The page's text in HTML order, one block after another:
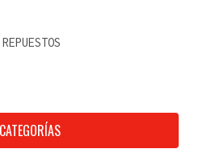
REPUESTOS
CATEGORÍAS